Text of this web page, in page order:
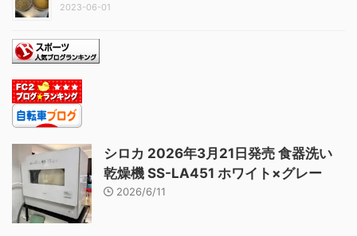
2023-06-01
シロカ 2026年3月21日発売 食器洗い
乾燥機 SS-LA451 ホワイト×グレー
2026/6/11